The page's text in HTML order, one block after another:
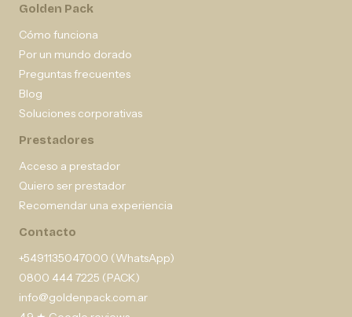
Golden Pack
Cómo funciona
Por un mundo dorado
Preguntas frecuentes
Blog
Soluciones corporativas
Prestadores
Acceso a prestador
Quiero ser prestador
Recomendar una experiencia
Contacto
+5491135047000 (WhatsApp)
0800 444 7225 (PACK)
info@goldenpack.com.ar